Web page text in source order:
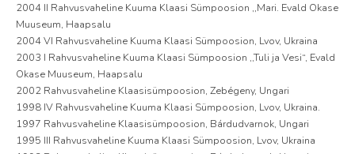
2004 II Rahvusvaheline Kuuma Klaasi Sümpoosion ,,Mari. Evald Okase
Muuseum, Haapsalu
2004 VI Rahvusvaheline Kuuma Klaasi Sümpoosion, Lvov, Ukraina
2003 I Rahvusvaheline Kuuma Klaasi Sümpoosion ,,Tuli ja Vesi“, Evald
Okase Muuseum, Haapsalu
2002 Rahvusvaheline Klaasisümpoosion, Zebégeny, Ungari
1998 IV Rahvusvaheline Kuuma Klaasi Sümpoosion, Lvov, Ukraina.
1997 Rahvusvaheline Klaasisümpoosion, Bárdudvarnok, Ungari
1995 III Rahvusvaheline Kuuma Klaasi Sümpoosion, Lvov, Ukraina